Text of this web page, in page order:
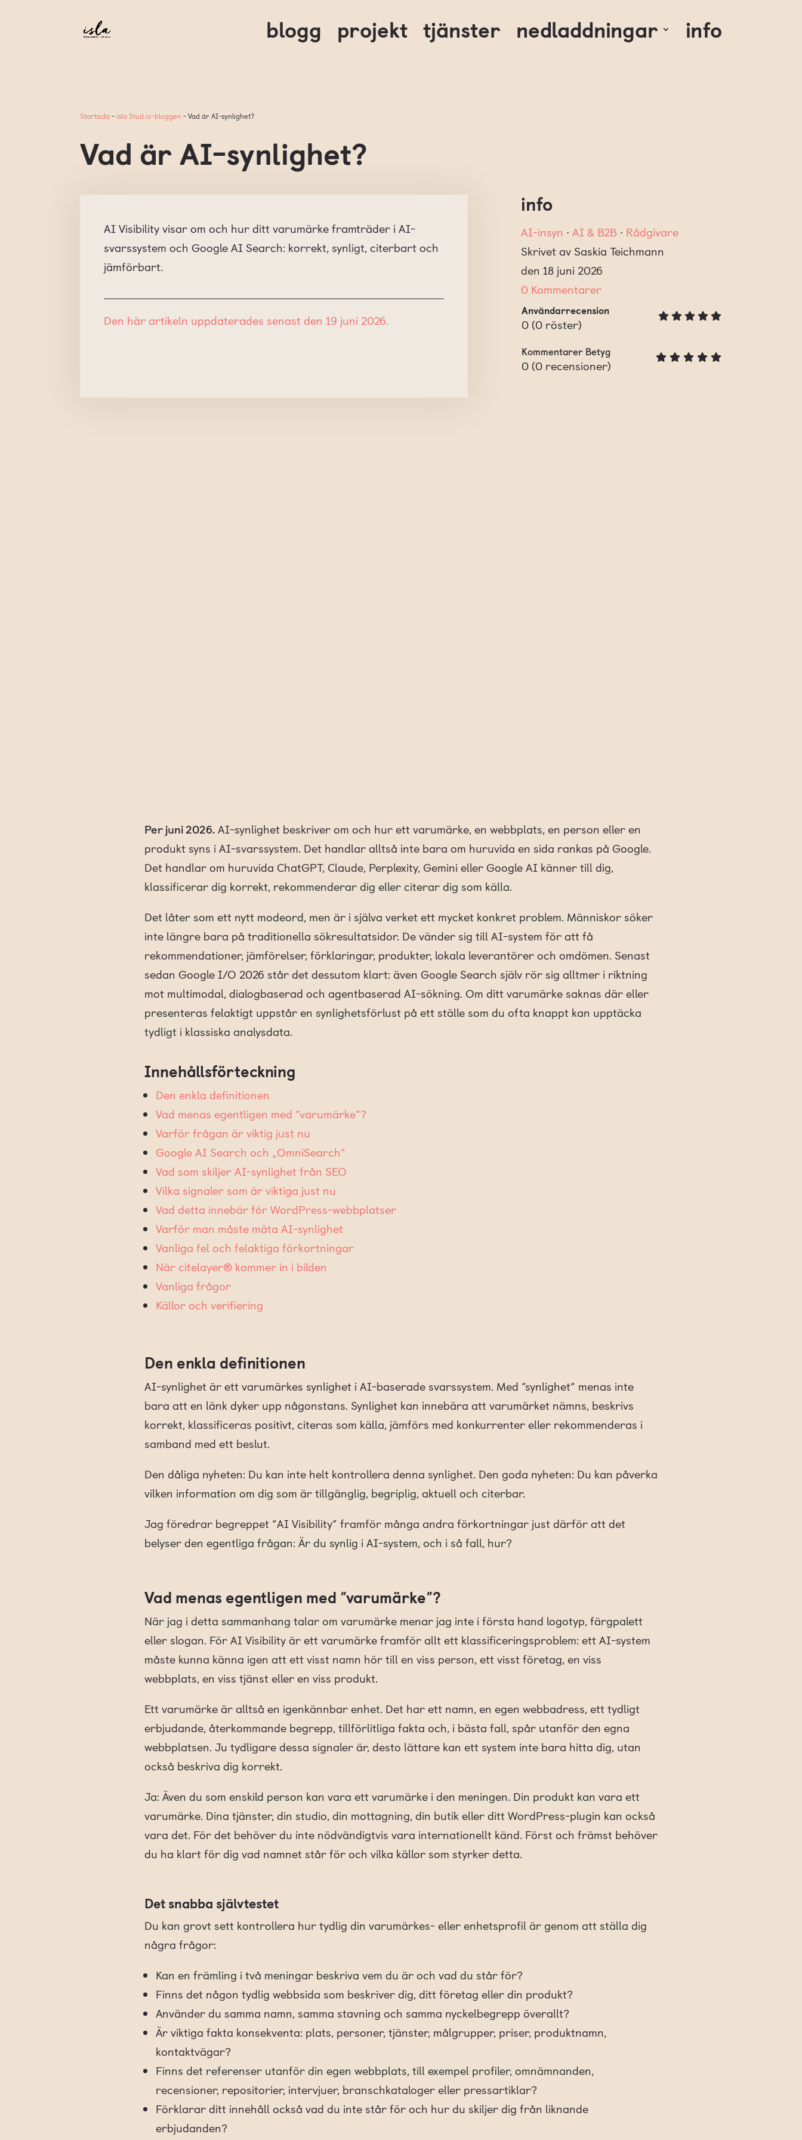
blogg projekt tjänster nedladdningar info
Startsida - isla Stud.io-bloggen -Vad är AI-synlighet?
Vad är AI-synlighet?
AI Visibility visar om och hur ditt varumärke framträder i AI-
svarssystem och Google AI Search: korrekt, synligt, citerbart och
jämförbart.
Den här artikeln uppdaterades senast den 19 juni 2026.
info
AI-insyn ∙ AI & B2B∙ Rådgivare
Skrivet av Saskia Teichmann
den 18 juni 2026
0 Kommentarer
Användarrecension
0(0röster)
Kommentarer Betyg
0(0recensioner)
Per juni 2026.AI-synlighet beskriver om och hur ett varumärke, en webbplats, en person eller en
produkt syns i AI-svarssystem. Det handlar alltså inte bara om huruvida en sida rankas på Google.
Det handlar om huruvida ChatGPT, Claude, Perplexity, Gemini eller Google AI känner till dig,
klassificerar dig korrekt, rekommenderar dig eller citerar dig som källa.
Det låter som ett nytt modeord, men är i själva verket ett mycket konkret problem. Människor söker
inte längre bara på traditionella sökresultatsidor. De vänder sig till AI-system för att få
rekommendationer, jämförelser, förklaringar, produkter, lokala leverantörer och omdömen. Senast
sedan Google I/O 2026 står det dessutom klart: även Google Search själv rör sig alltmer i riktning
mot multimodal, dialogbaserad och agentbaserad AI-sökning. Om ditt varumärke saknas där eller
presenteras felaktigt uppstår en synlighetsförlust på ett ställe som du ofta knappt kan upptäcka
tydligt i klassiska analysdata.
Innehållsförteckning
Den enkla definitionen
Vad menas egentligen med ”varumärke”?
Varför frågan är viktig just nu
Google AI Search och „OmniSearch“
Vad som skiljer AI-synlighet från SEO
Vilka signaler som är viktiga just nu
Vad detta innebär för WordPress-webbplatser
Varför man måste mäta AI-synlighet
Vanliga fel och felaktiga förkortningar
När citelayer® kommer in i bilden
Vanliga frågor
Källor och verifiering
Den enkla definitionen
AI-synlighet är ett varumärkes synlighet i AI-baserade svarssystem. Med ”synlighet” menas inte
bara att en länk dyker upp någonstans. Synlighet kan innebära att varumärket nämns, beskrivs
korrekt, klassificeras positivt, citeras som källa, jämförs med konkurrenter eller rekommenderas i
samband med ett beslut.
Den dåliga nyheten: Du kan inte helt kontrollera denna synlighet. Den goda nyheten: Du kan påverka
vilken information om dig som är tillgänglig, begriplig, aktuell och citerbar.
Jag föredrar begreppet ”AI Visibility” framför många andra förkortningar just därför att det
belyser den egentliga frågan: Är du synlig i AI-system, och i så fall, hur?
Vad menas egentligen med ”varumärke”?
När jag i detta sammanhang talar om varumärke menar jag inte i första hand logotyp, färgpalett
eller slogan. För AI Visibility är ett varumärke framför allt ett klassificeringsproblem: ett AI-system
måste kunna känna igen att ett visst namn hör till en viss person, ett visst företag, en viss
webbplats, en viss tjänst eller en viss produkt.
Ett varumärke är alltså en igenkännbar enhet. Det har ett namn, en egen webbadress, ett tydligt
erbjudande, återkommande begrepp, tillförlitliga fakta och, i bästa fall, spår utanför den egna
webbplatsen. Ju tydligare dessa signaler är, desto lättare kan ett system inte bara hitta dig, utan
också beskriva dig korrekt.
Ja: Även du som enskild person kan vara ett varumärke i den meningen. Din produkt kan vara ett
varumärke. Dina tjänster, din studio, din mottagning, din butik eller ditt WordPress-plugin kan också
vara det. För det behöver du inte nödvändigtvis vara internationellt känd. Först och främst behöver
du ha klart för dig vad namnet står för och vilka källor som styrker detta.
Det snabba självtestet
Du kan grovt sett kontrollera hur tydlig din varumärkes- eller enhetsprofil är genom att ställa dig
några frågor:
Kan en främling i två meningar beskriva vem du är och vad du står för?
Finns det någon tydlig webbsida som beskriver dig, ditt företag eller din produkt?
Använder du samma namn, samma stavning och samma nyckelbegrepp överallt?
Är viktiga fakta konsekventa: plats, personer, tjänster, målgrupper, priser, produktnamn,
kontaktvägar?
Finns det referenser utanför din egen webbplats, till exempel profiler, omnämnanden,
recensioner, repositorier, intervjuer, branschkataloger eller pressartiklar?
Förklarar ditt innehåll också vad du inte står för och hur du skiljer dig från liknande
erbjudanden?